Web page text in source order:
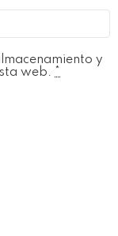
y
web.